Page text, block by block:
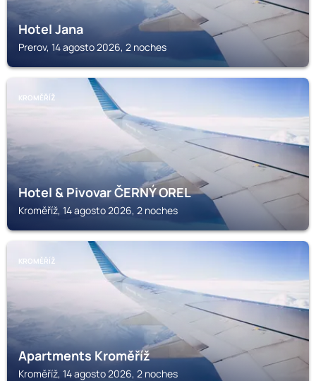
Hotel Jana
Prerov, 14 agosto 2026, 2 noches
KROMĚŘÍŽ
Hotel & Pivovar ČERNÝ OREL
Kroměříž, 14 agosto 2026, 2 noches
KROMĚŘÍŽ
Apartments Kroměříž
Kroměříž, 14 agosto 2026, 2 noches